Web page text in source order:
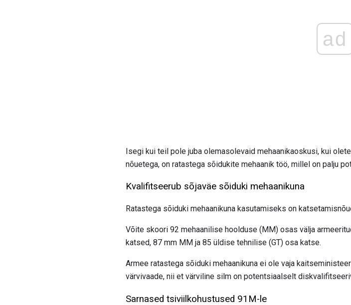
ad
Isegi kui teil pole juba olemasolevaid mehaanikaoskusi, kui
nõuetega, on ratastega sõidukite mehaanik töö, millel on palju
Kvalifitseerub sõjaväe sõiduki mehaanikuna
Ratastega sõiduki mehaanikuna kasutamiseks on
Võite skoori 92 mehaanilise hoolduse (MM) osas välja
katsed, 87 mm MM ja 85 üldise tehnilise (GT) osa katse.
Armee ratastega sõiduki mehaanikuna ei ole vaja
värvivaade, nii et värviline silm on potentsiaalselt
Sarnased tsiviilkohustused 91M-le